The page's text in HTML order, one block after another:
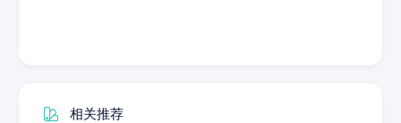
相关推荐